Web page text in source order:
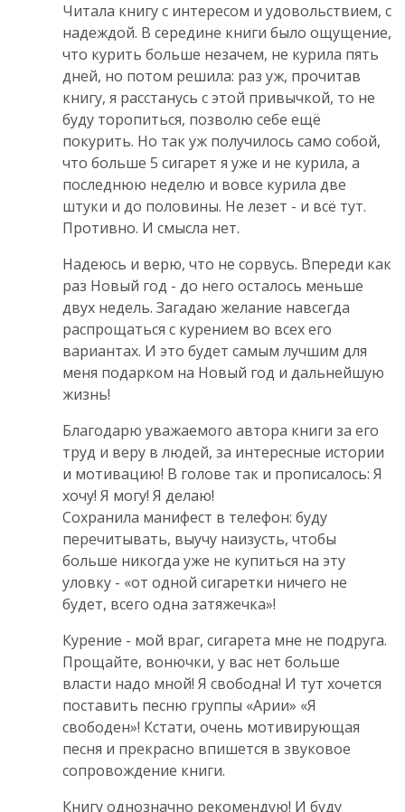
Читала книгу с интересом и удовольствием, с
надеждой. В середине книги было ощущение,
что курить больше незачем, не курила пять
дней, но потом решила: раз уж, прочитав
книгу, я расстанусь с этой привычкой, то не
буду торопиться, позволю себе ещё
покурить. Но так уж получилось само собой,
что больше 5 сигарет я уже и не курила, а
последнюю неделю и вовсе курила две
штуки и до половины. Не лезет - и всё тут.
Противно. И смысла нет.
Надеюсь и верю, что не сорвусь. Впереди как
раз Новый год - до него осталось меньше
двух недель. Загадаю желание навсегда
распрощаться с курением во всех его
вариантах. И это будет самым лучшим для
меня подарком на Новый год и дальнейшую
жизнь!
Благодарю уважаемого автора книги за его
труд и веру в людей, за интересные истории
и мотивацию! В голове так и прописалось: Я
хочу! Я могу! Я делаю!
Сохранила манифест в телефон: буду
перечитывать, выучу наизусть, чтобы
больше никогда уже не купиться на эту
уловку - «от одной сигаретки ничего не
будет, всего одна затяжечка»!
Курение - мой враг, сигарета мне не подруга.
Прощайте, вонючки, у вас нет больше
власти надо мной! Я свободна! И тут хочется
поставить песню группы «Арии» «Я
свободен»! Кстати, очень мотивирующая
песня и прекрасно впишется в звуковое
сопровождение книги.
Книгу однозначно рекомендую! И буду